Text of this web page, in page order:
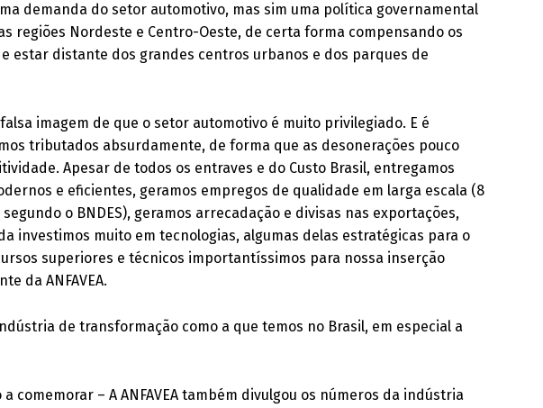
demanda do setor automotivo, mas sim uma política governamental
regiões Nordeste e Centro-Oeste, de certa forma compensando os
estar distante dos grandes centros urbanos e dos parques de
imagem de que o setor automotivo é muito privilegiado. E é
tributados absurdamente, de forma que as desonerações pouco
Apesar de todos os entraves e do Custo Brasil, entregamos
e eficientes, geramos empregos de qualidade em larga escala (8
o BNDES), geramos arrecadação e divisas nas exportações,
investimos muito em tecnologias, algumas delas estratégicas para o
superiores e técnicos importantíssimos para nossa inserção
da ANFAVEA.
de transformação como a que temos no Brasil, em especial a
comemorar – A ANFAVEA também divulgou os números da indústria